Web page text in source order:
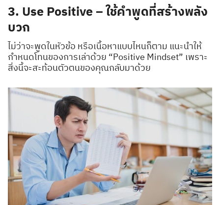
3. Use Positive – ใช้คำพูดที่สร้างพลัง
บวก
ไม่ว่าจะพูดในหัวข้อ หรือเนื้อหาแบบไหนก็ตาม แนะนำให้
กำหนดโทนของการเล่าด้วย “Positive Mindset” เพราะ
สิ่งนี้จะสะท้อนตัวตนของคุณกลับมาด้วย